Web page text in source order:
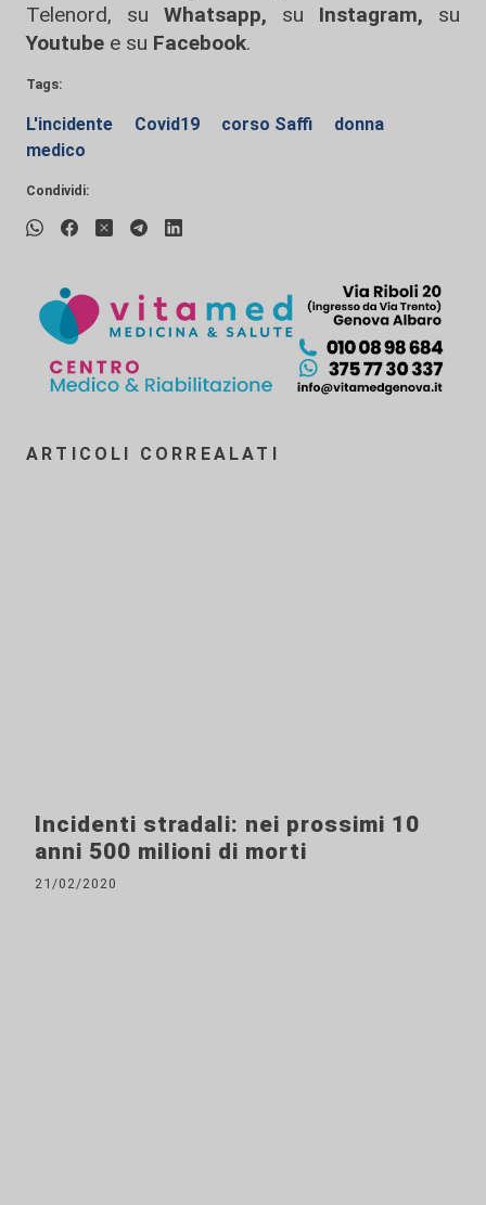
Telenord, su
Whatsapp, su Instagram, su
Youtube e su Facebook.
Tags:
L'incidente Covid19 corso Saffi
donna
medico
Condividi:
ARTICOLI CORREALATI
Incidenti stradali: nei prossimi 10
anni 500 milioni di morti
21/02/2020